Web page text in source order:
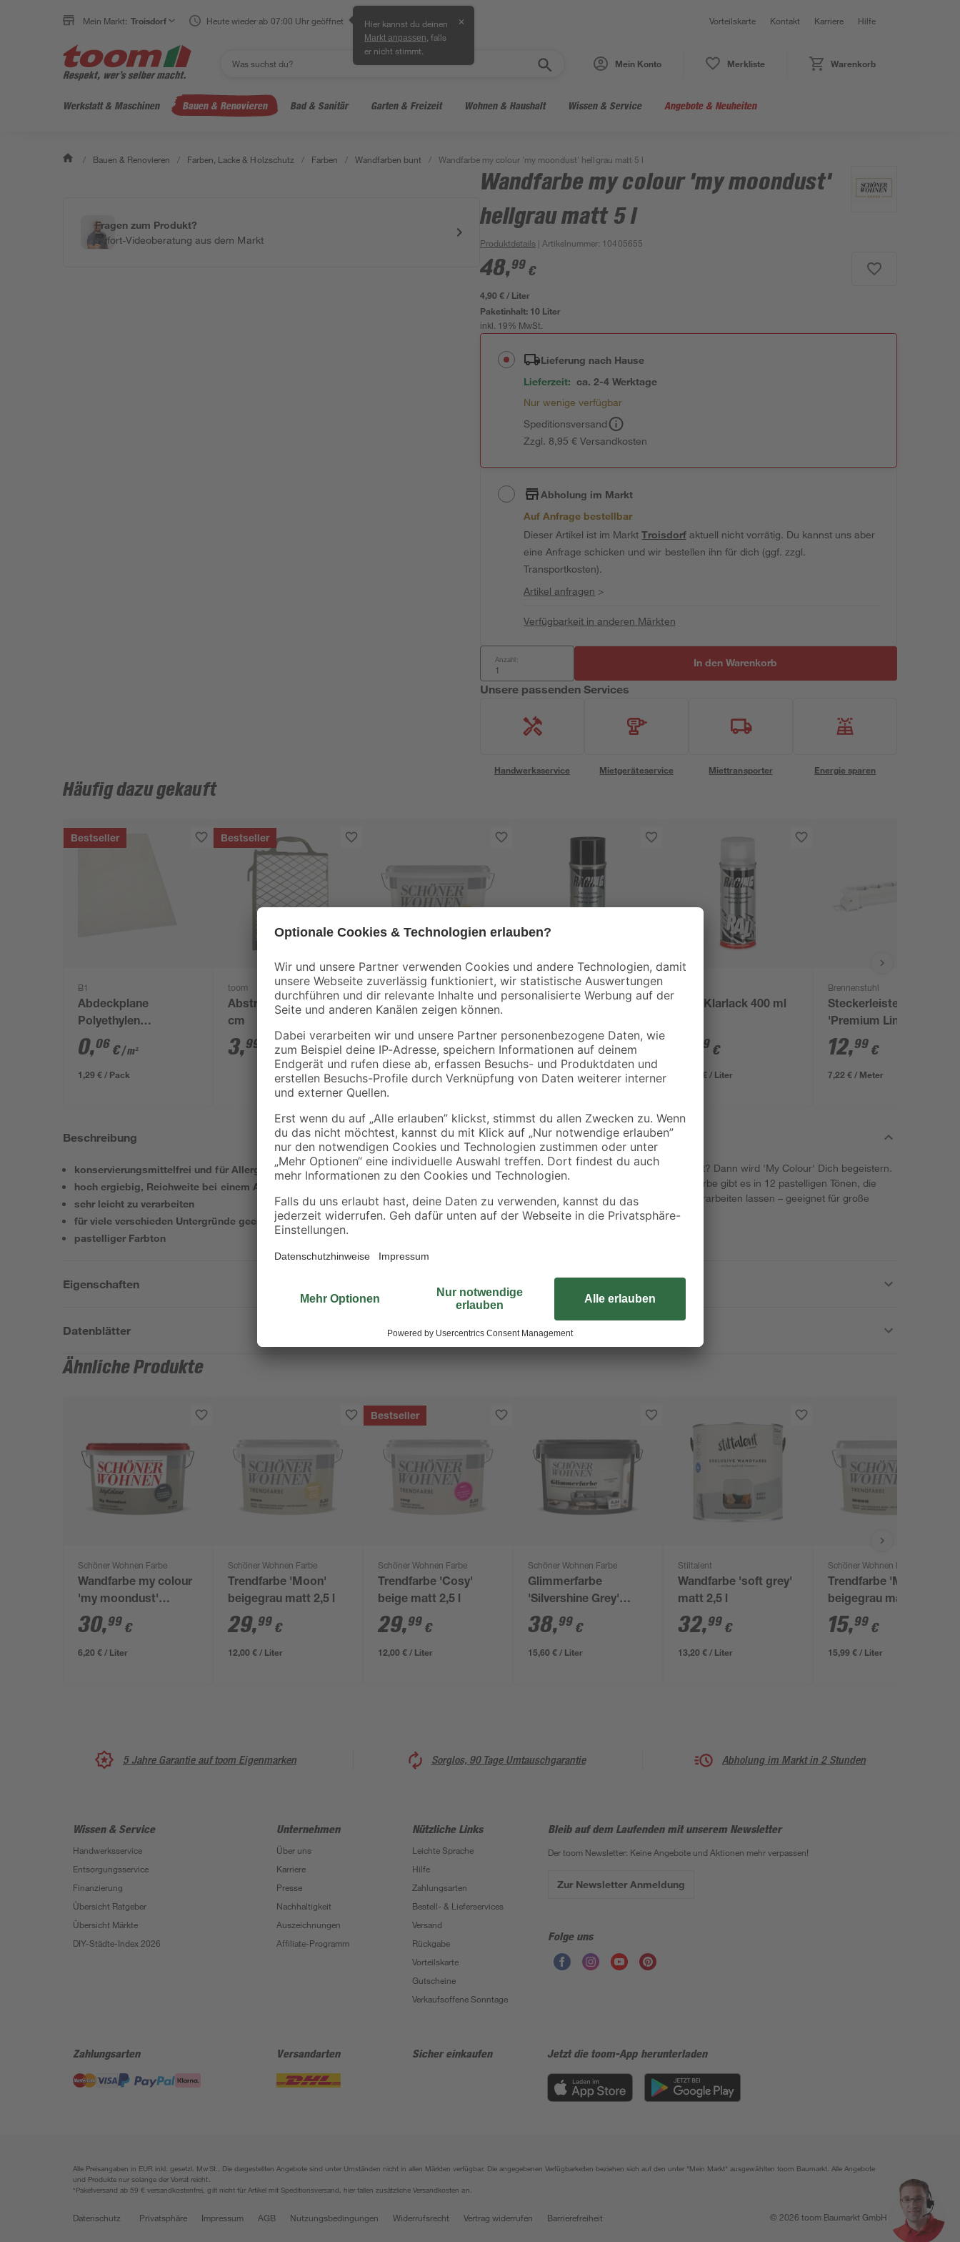
Mein Markt: Troisdorf Heute wieder ab 07:00 Uhr geöffnet Hier kannst du deinen
Markt anpassen , falls
er nicht stimmt.
✕ Vorteilskarte Kontakt Karriere Hilfe
Mein Konto Merkliste Warenkorb
Werkstatt & Maschinen Bauen & Renovieren Bad & Sanitär Garten & Freizeit Wohnen & Haushalt Wissen & Service Angebote & Neuheiten
/ Bauen & Renovieren / Farben, Lacke & Holzschutz / Farben / Wandfarben bunt / Wandfarbe my colour 'my moondust' hellgrau matt 5 l
Fragen zum Produkt?
Sofort-Videoberatung aus dem Markt
Wandfarbe my colour 'my moondust'
hellgrau matt 5 l
Produktdetails | Artikelnummer: 10405655
48,99 €
4,90 € / Liter
Paketinhalt: 10 Liter
inkl. 19% MwSt.
Lieferung nach Hause
Lieferzeit: ca. 2-4 Werktage
Nur wenige verfügbar
Speditionsversand
Zzgl. 8,95 € Versandkosten
Abholung im Markt
Auf Anfrage bestellbar
Dieser Artikel ist im MarktTroisdorfaktuell nicht vorrätig. Du kannst uns aber
eine Anfrage schicken und wir bestellen ihn für dich (ggf. zzgl.
Transportkosten).
Artikel anfragen >
Verfügbarkeit in anderen Märkten
Anzahl: In den Warenkorb
Unsere passenden Services
Handwerksservice Mietgeräteservice Miettransporter Energie sparen
Häufig dazu gekauft
Bestseller
B1
Abdeckplane
Polyethylen
transparent 4 x 5 m
0,06 €/ m²
1,29 € / Pack
Bestseller
toom
Abstreifgitter 27 x 29
cm
3,99
Schöner Wohnen Farbe
Trendfarbe 'Pearl'
52,99€
10,60 € / Liter
Racing
Lackspray schwarz
8,99€
22,48 € / Liter
RAL Klarlack 400 ml
99 €
24,98 € / Liter
Brennenstuhl
Steckerleiste
'Premium Line' grau
4-fach
12,99 €
7,22 € / Meter
Beschreibung
konservierungsmittelfrei und für Allergiker geeignet
hoch ergiebig, Reichweite bei einem Anstrich: 70-80 m²
sehr leicht zu verarbeiten
für viele verschieden Untergründe geeignet
pastelliger Farbton
Zarte Farben für große Wände. Du magst es zart? Dann wird 'My Colour' Dich begeistern.
Die fertig abgetönte, matte Wand- und Deckenfarbe gibt es in 12 pastelligen Tönen, die
sich ideal miteinander kombinieren und leicht verarbeiten lassen – geeignet für große
Flächen oder kleine Räume.
Eigenschaften
Datenblätter
Ähnliche Produkte
Schöner Wohnen Farbe
Wandfarbe my colour
'my moondust'
hellgrau matt 5 l
30,99 €
6,20 € / Liter
Schöner Wohnen Farbe
Trendfarbe 'Moon'
beigegrau matt 2,5 l
29,99 €
12,00 € / Liter
Bestseller
Schöner Wohnen Farbe
Trendfarbe 'Cosy'
beige matt 2,5 l
29,99 €
12,00 € / Liter
Schöner Wohnen Farbe
Glimmerfarbe
'Silvershine Grey'
hellgrau matt 2,5 l
38,99 €
15,60 € / Liter
Stiltalent
Wandfarbe 'soft grey'
matt 2,5 l
32,99 €
13,20 € / Liter
Schöner Wohnen Farbe
Trendfarbe 'Moon'
beigegrau matt 1 l
15,99 €
15,99 € / Liter
5 Jahre Garantie auf toom Eigenmarken Sorglos, 90 Tage Umtauschgarantie Abholung im Markt in 2 Stunden
Wissen & Service
Handwerksservice
Entsorgungsservice
Finanzierung
Übersicht Ratgeber
Übersicht Märkte
DIY-Städte-Index 2026
Unternehmen
Über uns
Karriere
Presse
Nachhaltigkeit
Auszeichnungen
Affiliate-Programm
Nützliche Links
Leichte Sprache
Hilfe
Zahlungsarten
Bestell- & Lieferservices
Versand
Rückgabe
Vorteilskarte
Gutscheine
Verkaufsoffene Sonntage
Bleib auf dem Laufenden mit unserem Newsletter
Der toom Newsletter: Keine Angebote und Aktionen mehr verpassen!
Zur Newsletter Anmeldung
Folge uns
Zahlungsarten Versandarten Sicher einkaufen Jetzt die toom-App herunterladen
Alle Preisangaben in EUR inkl. gesetzl. MwSt.. Die dargestellten Angebote sind unter Umständen nicht in allen Märkten verfügbar. Die angegebenen Verfügbarkeiten beziehen sich auf den unter "Mein Markt" ausgewählten toom Baumarkt. Alle Angebote
und Produkte nur solange der Vorrat reicht.
*Paketversand ab 59 € versandkostenfrei, gilt nicht für Artikel mit Speditionsversand, hier fallen zusätzliche Versandkosten an.
Datenschutz Privatsphäre Impressum AGB Nutzungsbedingungen Widerrufsrecht Vertrag widerrufen Barrierefreiheit © 2026 toom Baumarkt GmbH